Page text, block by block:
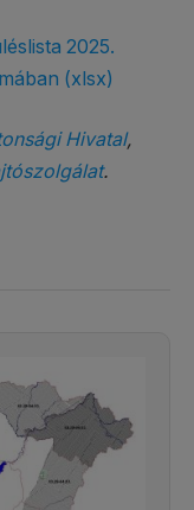
2025.
(xlsx)
Hivatal,
.